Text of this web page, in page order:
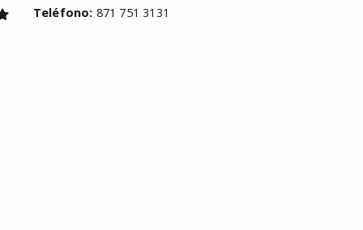
Teléfono: 871 751 3131